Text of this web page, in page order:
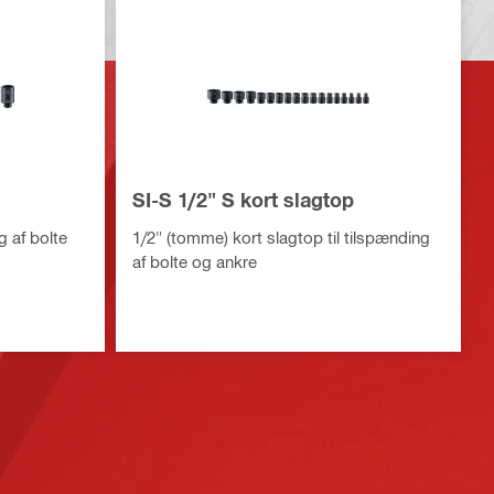
af bolte
SI-S 1/2" S kort slagtop
1/2" (tomme) kort slagtop til tilspænding
af bolte og ankre